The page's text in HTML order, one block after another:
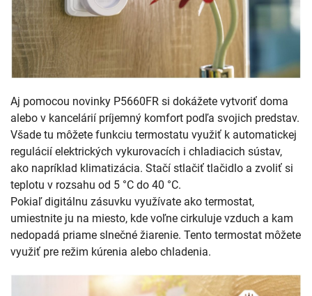
Aj pomocou novinky P5660FR si dokážete vytvoriť doma
alebo v kancelárií príjemný komfort podľa svojich predstav.
Všade tu môžete funkciu termostatu využiť k automatickej
regulácií elektrických vykurovacích i chladiacich sústav,
ako napríklad klimatizácia. Stačí stlačiť tlačidlo a zvoliť si
teplotu v rozsahu od 5 °C do 40 °C.
Pokiaľ digitálnu zásuvku využívate ako termostat,
umiestnite ju na miesto, kde voľne cirkuluje vzduch a kam
nedopadá priame slnečné žiarenie. Tento termostat môžete
využiť pre režim kúrenia alebo chladenia.